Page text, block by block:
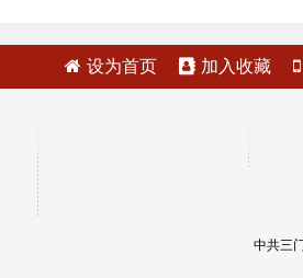
设为首页 加入收藏
中共三